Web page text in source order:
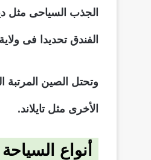
الجذب السياحى مثل
الفندق تحديدا فى
وتحتل الصين المرتبة
الأخرى مثل تايلاند.
أنواع السياحة